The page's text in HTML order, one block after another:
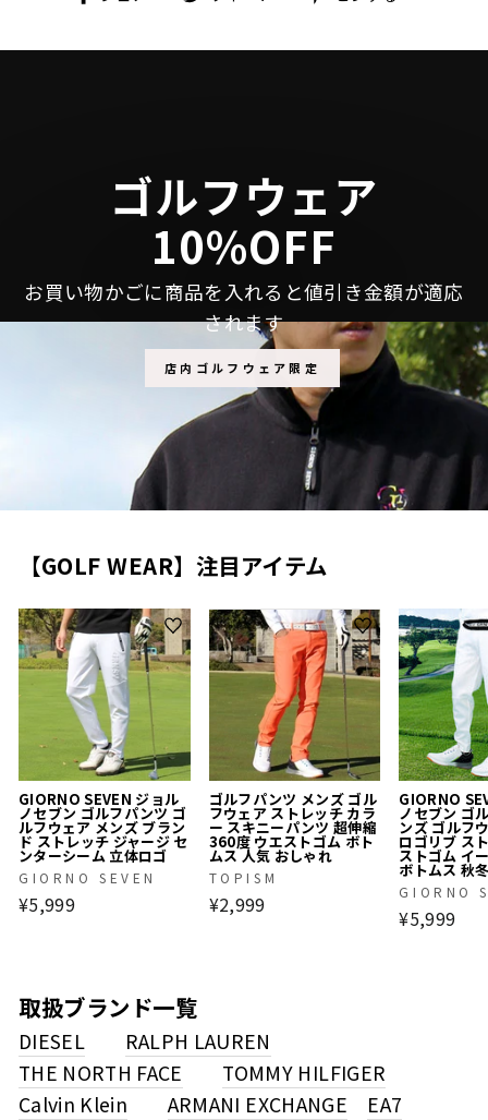
ゴルフウェア
10%OFF
お買い物かごに商品を入れると値引き金額が適応
されます
店内ゴルフウェア限定
【GOLF WEAR】注目アイテム
GIORNO SEVEN ジョル
ノセブン ゴルフパンツ ゴ
ルフウェア メンズ ブラン
ド ストレッチ ジャージ セ
ンターシーム 立体ロゴ
GIORNO SEVEN
¥5,999
ゴルフパンツ メンズ ゴル
フウェア ストレッチ カラ
ー スキニーパンツ 超伸縮
360度 ウエストゴム ボト
ムス 人気 おしゃれ
TOPISM
¥2,999
GIORNO
ノセブン ゴ
ンズ ゴルフ
ロゴリブ ス
ストゴム イ
ボトムス 秋
GIORNO
¥5,999
取扱ブランド一覧
DIESEL
RALPH LAUREN
THE NORTH FACE
TOMMY HILFIGER
Calvin Klein
ARMANI EXCHANGE
EA7